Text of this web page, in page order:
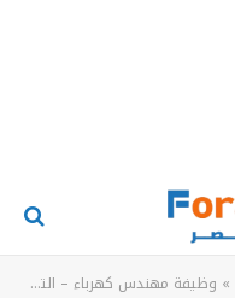
» وظيفة مهندس كهرباء – التجمع الخامس – القاهرة